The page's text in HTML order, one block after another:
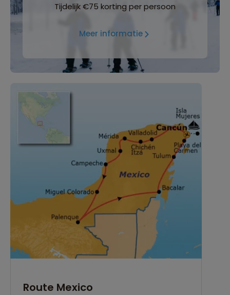
Tijdelijk €75 korting per persoon
Meer informatie
Route Mexico